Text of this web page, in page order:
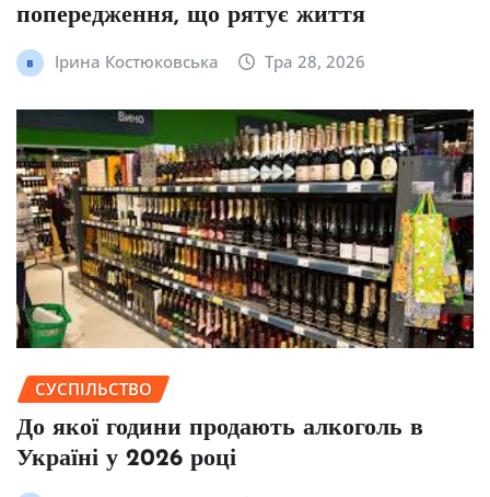
попередження, що рятує життя
Ірина Костюковська Тра 28, 2026
СУСПІЛЬСТВО
До якої години продають алкоголь в
Україні у 2026 році